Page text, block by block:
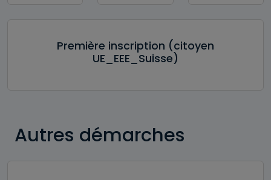
Première inscription (citoyen
UE_EEE_Suisse)
Autres démarches